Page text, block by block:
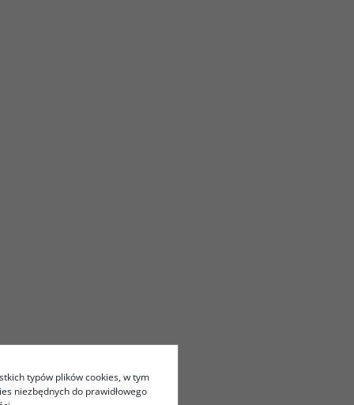
typów plików cookies, w tym
niezbędnych do prawidłowego